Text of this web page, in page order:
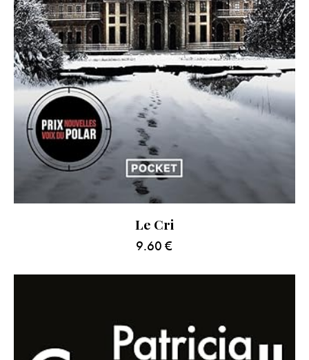
Le Cri
9.60 €